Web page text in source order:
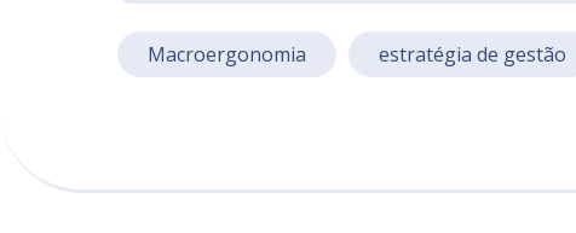
Macroergonomia estratégia de gestão